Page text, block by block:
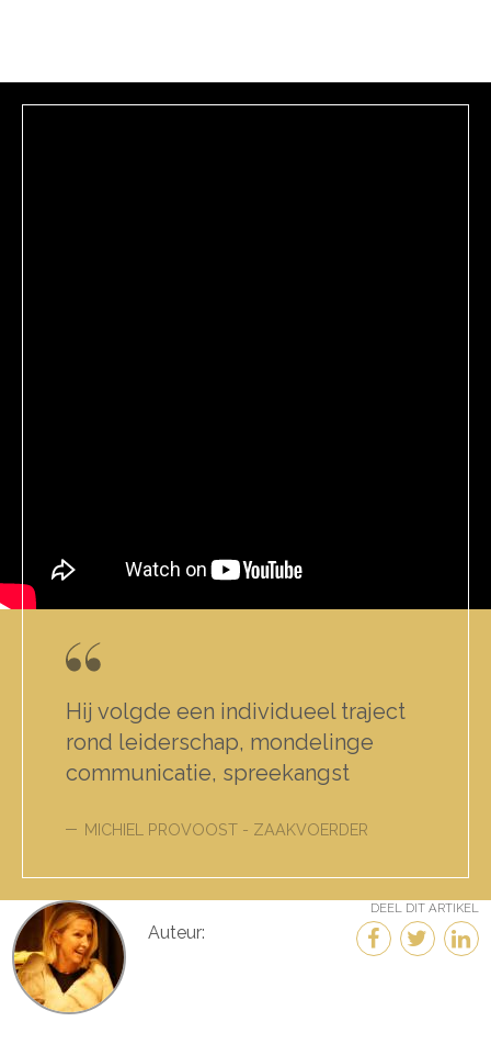
Hij volgde een individueel traject
rond leiderschap, mondelinge
communicatie, spreekangst
MICHIEL PROVOOST - ZAAKVOERDER
Auteur:
DEEL DIT ARTIKEL